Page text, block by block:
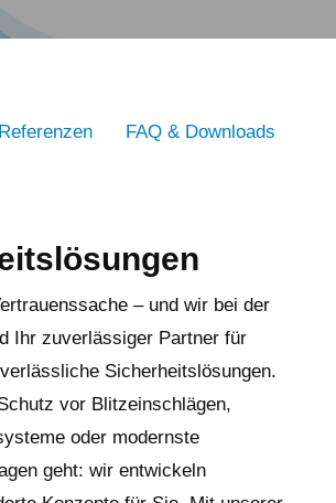
Referenzen FAQ & Downloads
– und wir bei der
Ihr zuverlässiger Partner für
Sicherheitslösungen.
vor Blitzeinschlägen,
oder modernste
geht: wir entwickeln